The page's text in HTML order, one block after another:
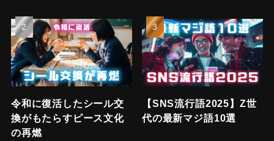
令和に復活したシール交
換がもたらすピース文化
の再燃
【SNS流行語2025】Z世
代の最新マジ語10選